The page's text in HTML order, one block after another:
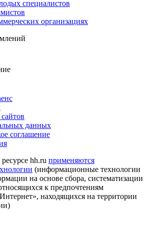
специалистов
организациях
данных
соглашение
hh.ru применяются
(информационные технологии
на основе сбора, систематизации
к предпочтениям
находящихся на территории